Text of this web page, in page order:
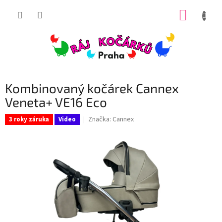
Kombinovaný kočárek Cannex
Veneta+ VE16 Eco
3 roky záruka Video Značka: Cannex